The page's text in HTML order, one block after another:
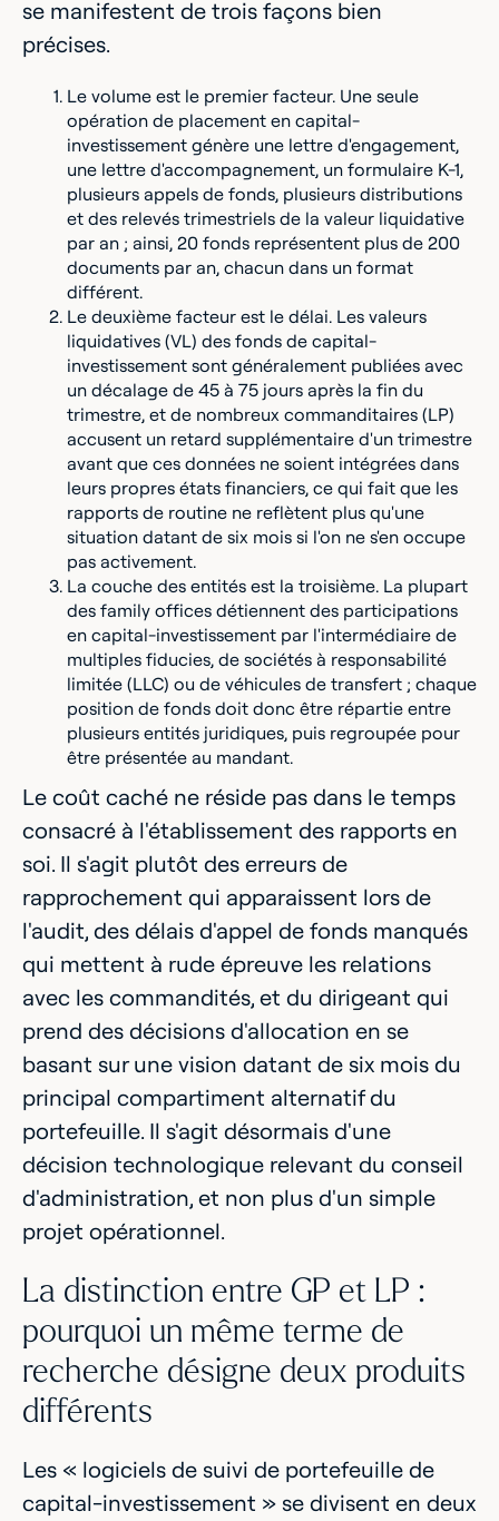
se manifestent de trois façons bien
précises.
Le volume est le premier facteur. Une seule
opération de placement en capital-
investissement génère une lettre d'engagement,
une lettre d'accompagnement, un formulaire K-1,
plusieurs appels de fonds, plusieurs distributions
et des relevés trimestriels de la valeur liquidative
par an ; ainsi, 20 fonds représentent plus de 200
documents par an, chacun dans un format
différent.
Le deuxième facteur est le délai. Les valeurs
liquidatives (VL) des fonds de capital-
investissement sont généralement publiées avec
un décalage de 45 à 75 jours après la fin du
trimestre, et de nombreux commanditaires (LP)
accusent un retard supplémentaire d'un trimestre
avant que ces données ne soient intégrées dans
leurs propres états financiers, ce qui fait que les
rapports de routine ne reflètent plus qu'une
situation datant de six mois si l'on ne s'en occupe
pas activement.
La couche des entités est la troisième. La plupart
des family offices détiennent des participations
en capital-investissement par l'intermédiaire de
multiples fiducies, de sociétés à responsabilité
limitée (LLC) ou de véhicules de transfert ; chaque
position de fonds doit donc être répartie entre
plusieurs entités juridiques, puis regroupée pour
être présentée au mandant.
Le coût caché ne réside pas dans le temps
consacré à l'établissement des rapports en
soi. Il s'agit plutôt des erreurs de
rapprochement qui apparaissent lors de
l'audit, des délais d'appel de fonds manqués
qui mettent à rude épreuve les relations
avec les commandités, et du dirigeant qui
prend des décisions d'allocation en se
basant sur une vision datant de six mois du
principal compartiment alternatif du
portefeuille. Il s'agit désormais d'une
décision technologique relevant du conseil
d'administration, et non plus d'un simple
projet opérationnel.
La distinction entre GP et LP :
pourquoi un même terme de
recherche désigne deux produits
différents
Les « logiciels de suivi de portefeuille de
capital-investissement » se divisent en deux